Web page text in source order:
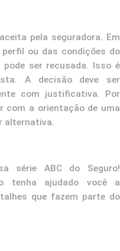
pela seguradora. Em
ou das condições do
ser recusada. Isso é
A decisão deve ser
com justificativa. Por
com a orientação de uma
alternativa.
série ABC do Seguro!
tenha ajudado você a
que fazem parte do